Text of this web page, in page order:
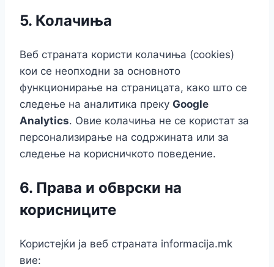
5. Колачиња
Веб страната користи колачиња (cookies)
кои се неопходни за основното
функционирање на страницата, како што се
следење на аналитика преку Google
Analytics. Овие колачиња не се користат за
персонализирање на содржината или за
следење на корисничкото поведение.
6. Права и обврски на
корисниците
Користејќи ја веб страната informacija.mk
вие: